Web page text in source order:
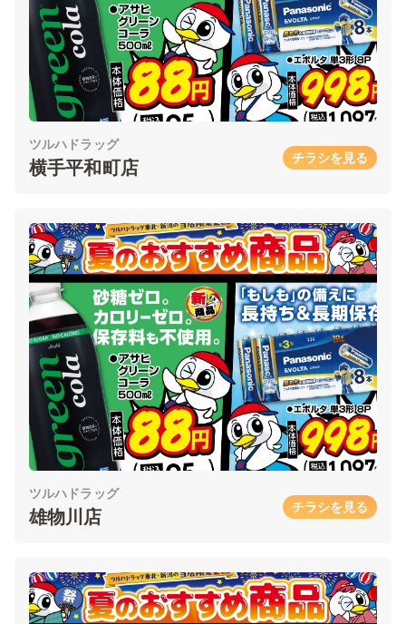
ツルハドラッグ
横手平和町店 チラシを見る
ツルハドラッグ
雄物川店 チラシを見る